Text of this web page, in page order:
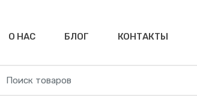
О НАС БЛОГ КОНТАКТЫ
for: